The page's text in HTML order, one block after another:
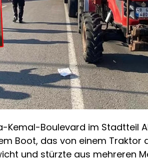
Boulevard im Stadtteil
Boot, das von einem
und stürzte aus mehreren